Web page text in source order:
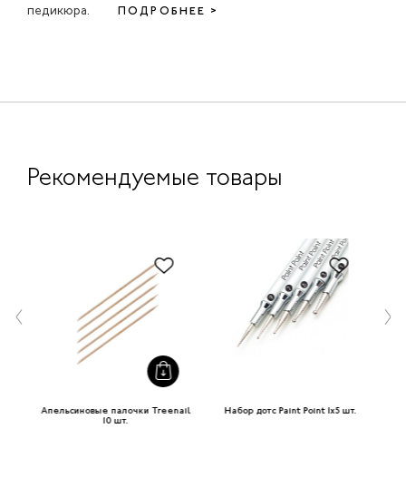
педикюра. ПОДРОБНЕЕ >
Рекомендуемые товары
Апельсиновые палочки Treenail
10 шт.
Набор дотс Paint Point 1х5 шт.